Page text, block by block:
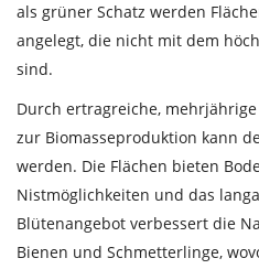
als grüner Schatz werden
angelegt, die nicht mit dem
sind.
Durch ertragreiche,
zur Biomasseproduktion kann
werden. Die Flächen bieten
Nistmöglichkeiten und das
Blütenangebot verbessert die
Bienen und Schmetterlinge,